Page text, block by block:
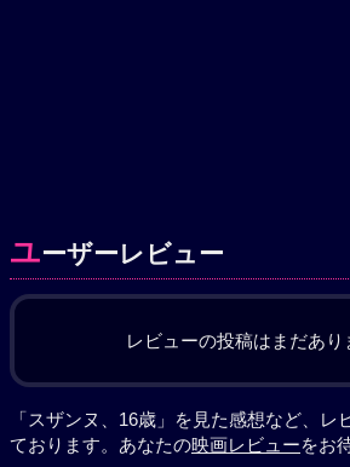
ユーザーレビュー
レビューの投稿はまだあり
「スザンヌ、16歳」を見た感想など、レ
ております。あなたの映画レビューをお